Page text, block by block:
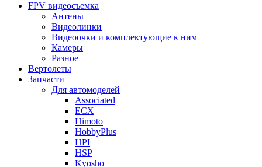
FPV видеосъемка
Антены
Видеолинки
Видеоочки и комплектующие к ним
Камеры
Разное
Вертолеты
Запчасти
Для автомоделей
Associated
ECX
Himoto
HobbyPlus
HPI
HSP
Kyosho